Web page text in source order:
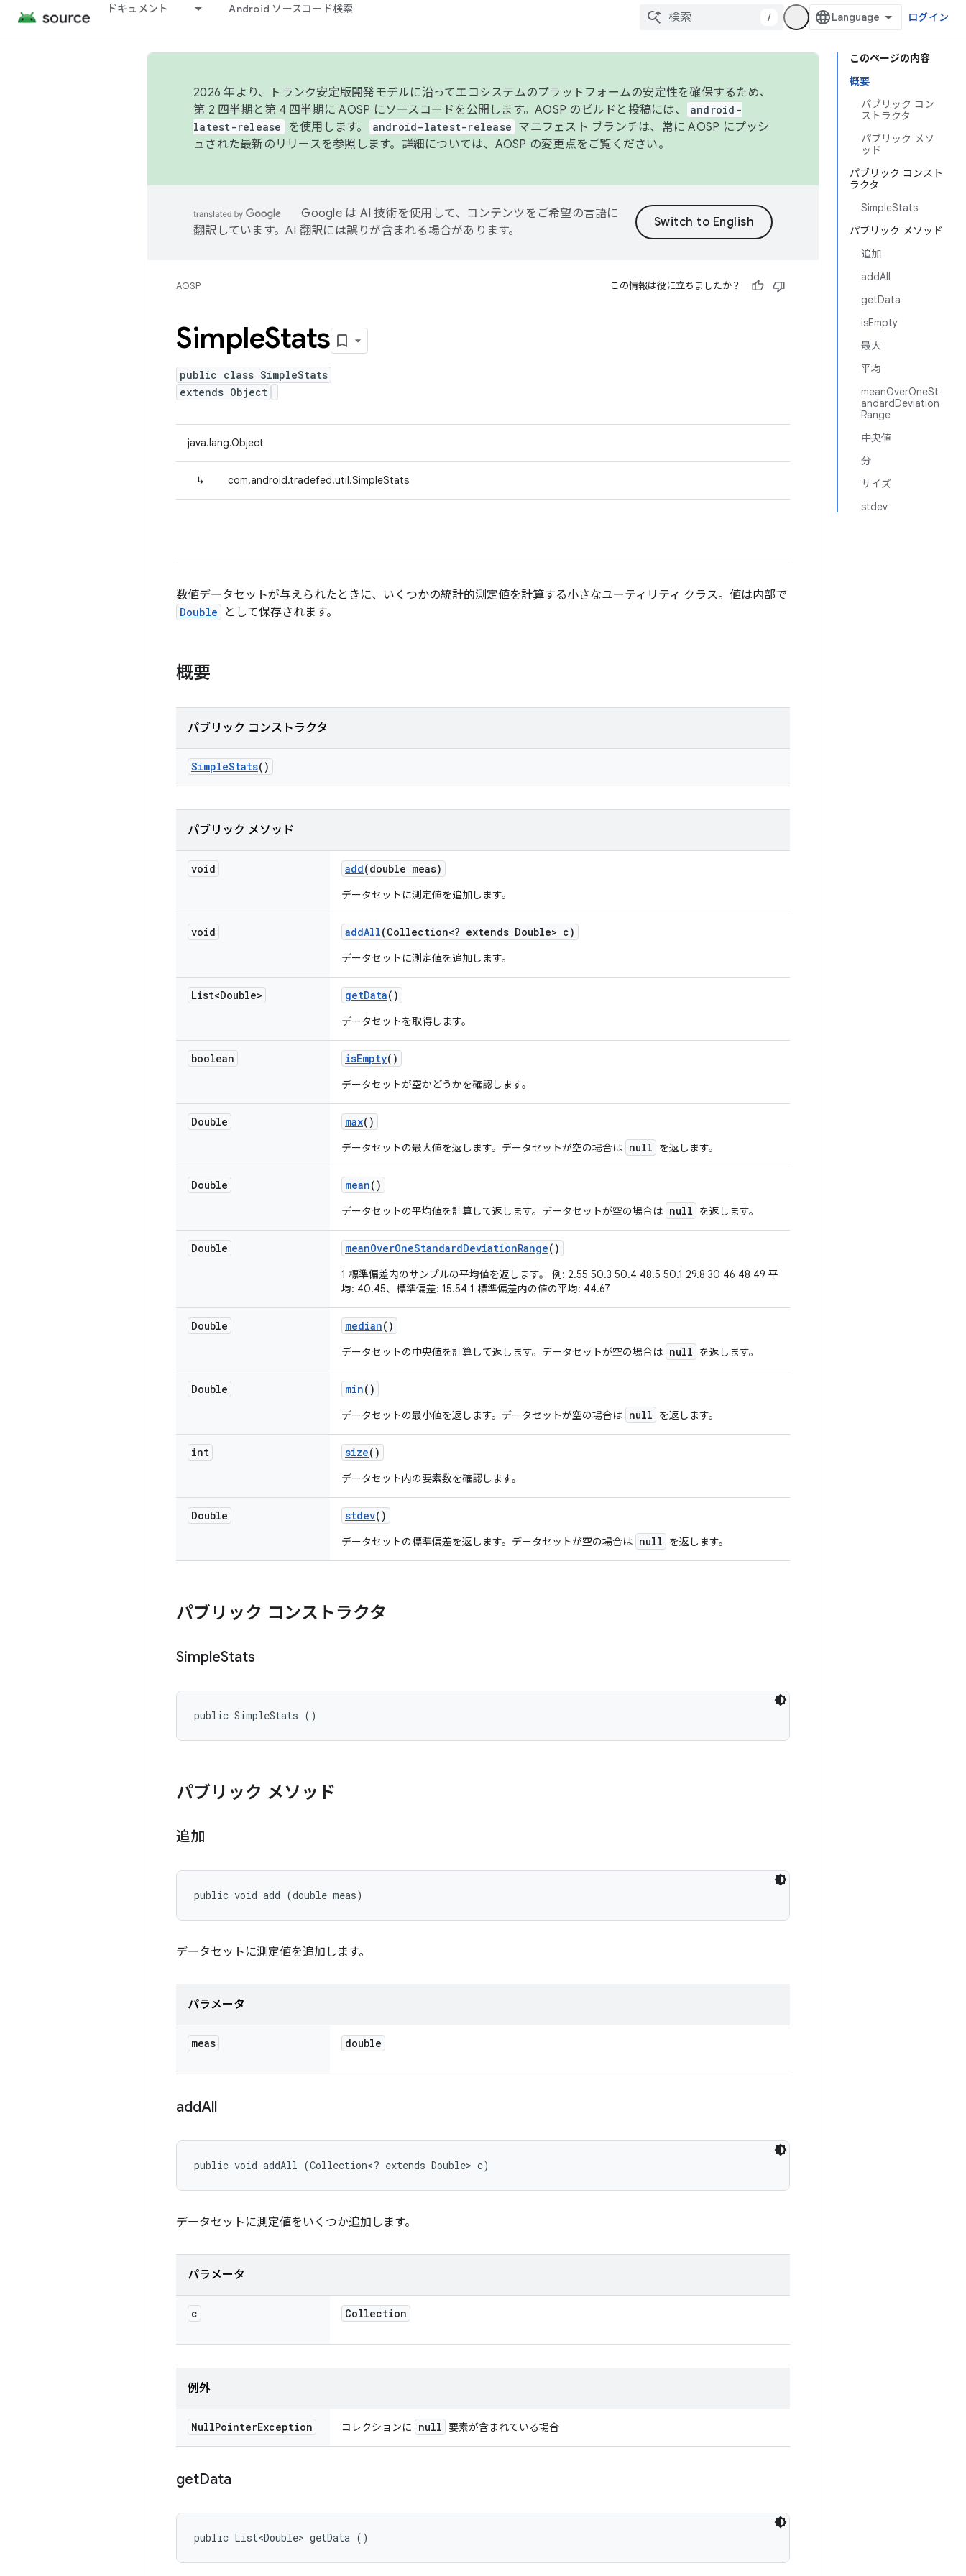
ドキュメント Android ソースコード検索
/ ログイン
このページの内容
概要
パブリック コン
ストラクタ
パブリック メソ
ッド
パブリック コンスト
ラクタ
SimpleStats
パブリック メソッド
追加
addAll
getData
isEmpty
最大
平均
meanOverOneSt
andardDeviation
Range
中央値
分
サイズ
stdev
2026 年より、トランク安定版開発モデルに沿ってエコシステムのプラットフォームの安定性を確保するため、
第 2 四半期と第 4 四半期に AOSP にソースコードを公開します。AOSP のビルドと投稿には、
android-
latest-release
を使用します。 android-latest-release マニフェスト ブランチは、常に AOSP にプッシ
ュされた最新のリリースを参照します。詳細については、 AOSP の変更点をご覧ください。
Google は AI 技術を使用して、コンテンツをご希望の言語に
翻訳しています。AI 翻訳には誤りが含まれる場合があります。
AOSP この情報は役に立ちましたか？
SimpleStats
public class SimpleStats
extends Object
java.lang.Object
↳ com.android.tradefed.util.SimpleStats
数値データセットが与えられたときに、いくつかの統計的測定値を計算する小さなユーティリティ クラス。値は内部で
Double として保存されます。
概要
パブリック コンストラクタ
SimpleStats()
パブリック メソッド
void add(double meas)
データセットに測定値を追加します。
void addAll(Collection<? extends Double> c)
データセットに測定値を追加します。
List<Double> getData()
データセットを取得します。
boolean isEmpty()
データセットが空かどうかを確認します。
Double max()
データセットの最大値を返します。データセットが空の場合は null を返します。
Double mean()
データセットの平均値を計算して返します。データセットが空の場合は null を返します。
Double meanOverOneStandardDeviationRange()
1 標準偏差内のサンプルの平均値を返します。 例: 2.55 50.3 50.4 48.5 50.1 29.8 30 46 48 49 平
均: 40.45、標準偏差: 15.54 1 標準偏差内の値の平均: 44.67
Double median()
データセットの中央値を計算して返します。データセットが空の場合は null を返します。
Double min()
データセットの最小値を返します。データセットが空の場合は null を返します。
int size()
データセット内の要素数を確認します。
Double stdev()
データセットの標準偏差を返します。データセットが空の場合は null を返します。
パブリック コンストラクタ
SimpleStats
public SimpleStats ()
パブリック メソッド
追加
public void add (double meas)
データセットに測定値を追加します。
パラメータ
meas double
addAll
public void addAll (Collection<? extends Double> c)
データセットに測定値をいくつか追加します。
パラメータ
c Collection
例外
NullPointerException コレクションに null 要素が含まれている場合
getData
public List<Double> getData ()